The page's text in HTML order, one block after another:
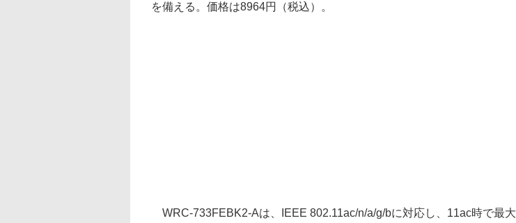
を備える。価格は8964円（税込）。
WRC-733FEBK2-Aは、IEEE 802.11ac/n/a/g/bに対応し、11ac時で最大